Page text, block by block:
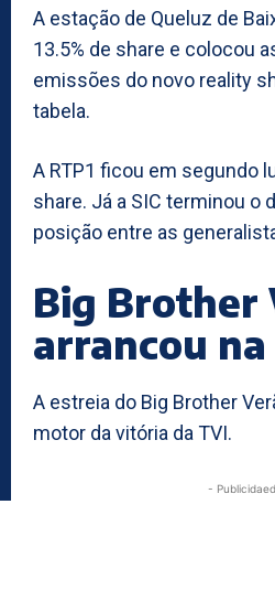
A estação de Queluz de
13.5% de share e colocou
emissões do novo reality
tabela.
A RTP1 ficou em segundo
share. Já a SIC terminou o
posição entre as
Big Brother
arrancou
A estreia do Big Brother
motor da vitória da TVI.
-